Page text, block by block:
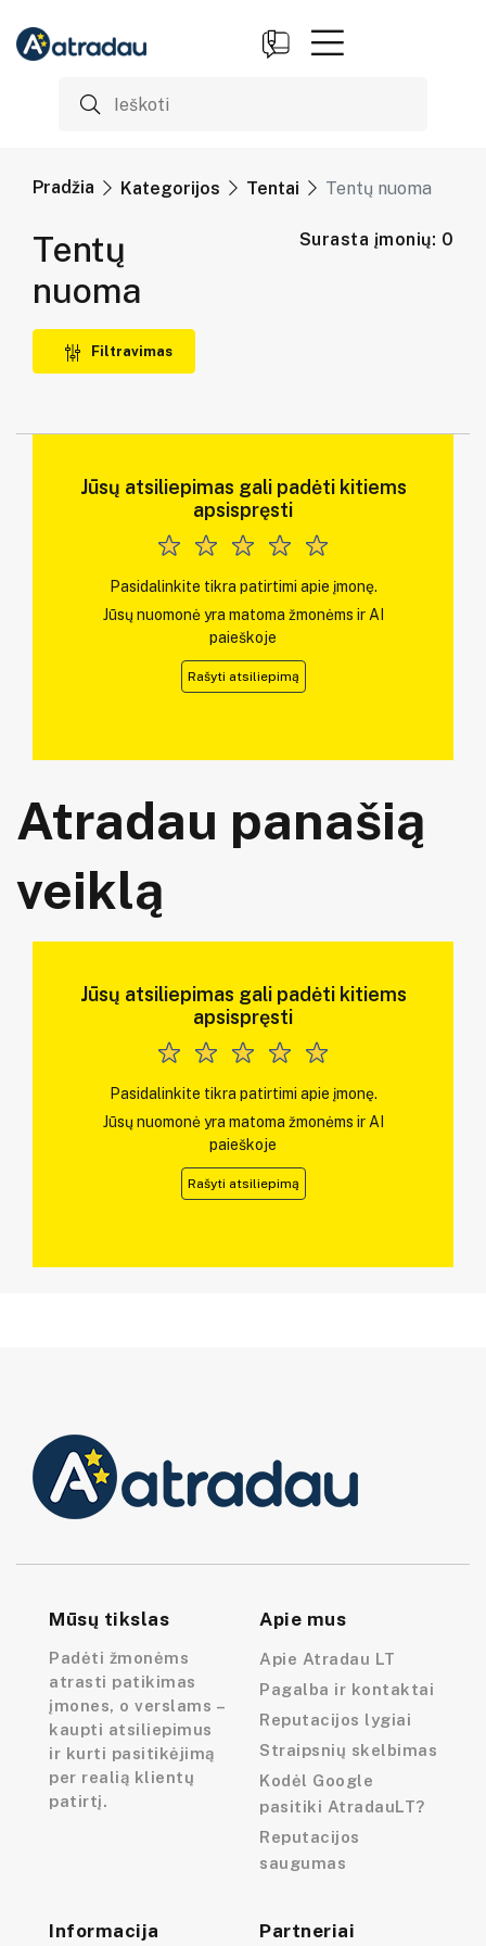
Pradžia Kategorijos Tentai Tentų nuoma
Tentų
nuoma
Surasta įmonių: 0
Filtravimas
Jūsų atsiliepimas gali padėti kitiems
apsispręsti
Pasidalinkite tikra patirtimi apie įmonę.
Jūsų nuomonė yra matoma žmonėms ir AI
paieškoje
Rašyti atsiliepimą
Atradau panašią
veiklą
Jūsų atsiliepimas gali padėti kitiems
apsispręsti
Pasidalinkite tikra patirtimi apie įmonę.
Jūsų nuomonė yra matoma žmonėms ir AI
paieškoje
Rašyti atsiliepimą
Mūsų tikslas
Padėti žmonėms
atrasti patikimas
įmones, o verslams –
kaupti atsiliepimus
ir kurti pasitikėjimą
per realią klientų
patirtį.
Apie mus
Apie Atradau LT
Pagalba ir kontaktai
Reputacijos lygiai
Straipsnių skelbimas
Kodėl Google
pasitiki AtradauLT?
Reputacijos
saugumas
Informacija Partneriai